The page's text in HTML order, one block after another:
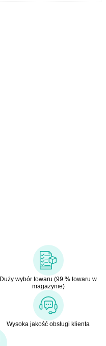
Duży wybór towaru (99 % towaru w
magazynie)
Wysoka jakość obsługi klienta